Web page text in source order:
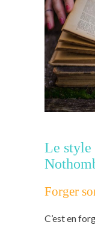
Le
Forger
C’est en